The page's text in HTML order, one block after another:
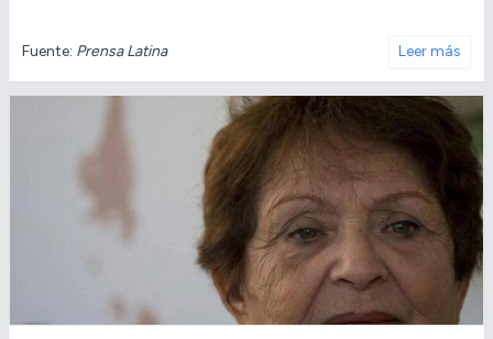
Fuente: Prensa Latina Leer más